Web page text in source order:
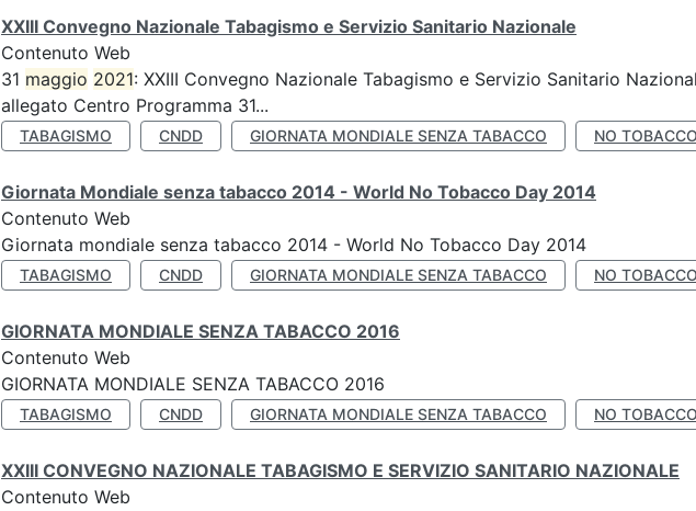
XXIII Convegno Nazionale Tabagismo e Servizio Sanitario Nazionale
Contenuto Web
31 maggio 2021: XXIII Convegno Nazionale Tabagismo e Servizio Sanitario
allegato Centro Programma 31...
TABAGISMO CNDD GIORNATA MONDIALE SENZA TABACCO NO
Giornata Mondiale senza tabacco 2014 - World No Tobacco Day 2014
Contenuto Web
Giornata mondiale senza tabacco 2014 - World No Tobacco Day 2014
TABAGISMO CNDD GIORNATA MONDIALE SENZA TABACCO NO
GIORNATA MONDIALE SENZA TABACCO 2016
Contenuto Web
GIORNATA MONDIALE SENZA TABACCO 2016
TABAGISMO CNDD GIORNATA MONDIALE SENZA TABACCO NO
XXIII CONVEGNO NAZIONALE TABAGISMO E SERVIZIO SANITARIO NAZIONALE
Contenuto Web